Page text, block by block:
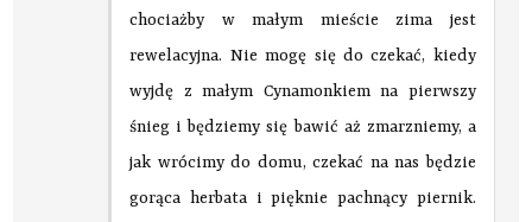
chociażby w małym mieście zima jest
rewelacyjna. Nie mogę się do czekać, kiedy
wyjdę z małym Cynamonkiem na pierwszy
śnieg i będziemy się bawić aż zmarzniemy, a
jak wrócimy do domu, czekać na nas będzie
gorąca herbata i pięknie pachnący piernik.